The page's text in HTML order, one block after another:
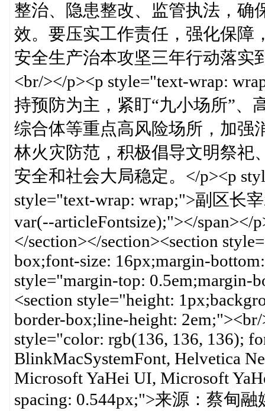
整治、隐患整改、监管执法，确
效。要压实工作责任，强化保障
安全生产治本攻坚三年行动落实
<br/></p><p style="text-wrap:
持预防为主，紧盯“九小场所”、
综合体等重点高风险场所，加强
林火灾防范，积极倡导文明祭祀
安全和社会大局稳定。</p><p
style="text-wrap: wrap;">副区长
var(--articleFontsize);"></span></
</section></section><section
box;font-size: 16px;margin-
style="margin-top: 0.5em;margin-
<section style="height:
border-box;line-height:
style="color: rgb(136, 136, 136);
BlinkMacSystemFont, Helvetica
Microsoft YaHei UI, Microsoft
spacing: 0.544px;">来源：蔡甸